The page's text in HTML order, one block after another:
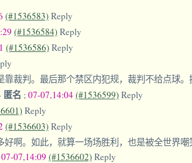
(#1536583) Reply
(#1536584) Reply
(#1536586) Reply
裁判。最后那个禁区内犯规，裁判不给点球。
匿名 ; 07-07,14:04 (#1536599) Reply
Reply
(#1536603) Reply
啊。如此，就算一场场胜利，也是被全世界
07-07,14:09 (#1536602) Reply